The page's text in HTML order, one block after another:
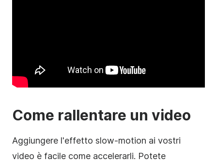
Come rallentare un video
Aggiungere l'effetto slow-motion ai vostri
video è facile come accelerarli. Potete